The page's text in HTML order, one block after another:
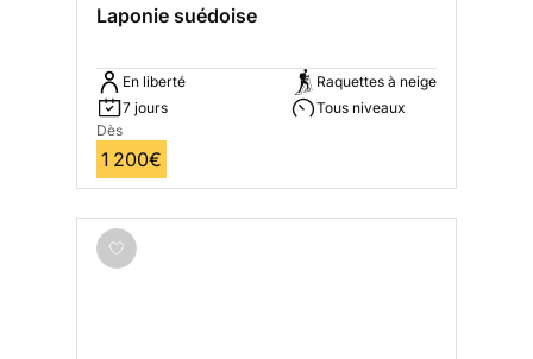
Laponie suédoise
En liberté
7 jours
Raquettes à neige
Tous niveaux
Dès
1 200€